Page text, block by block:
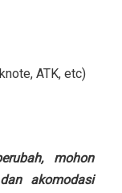
ATK, etc)
mohon
akomodasi